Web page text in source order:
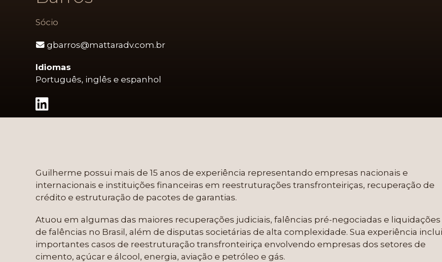
Sócio
gbarros@mattaradv.com.br
Idiomas
Português, inglês e espanhol
Guilherme possui mais de 15 anos de experiência representando empresas nacionais e
internacionais e instituições financeiras em reestruturações transfronteiriças, recuperação de
crédito e estruturação de pacotes de garantias.
Atuou em algumas das maiores recuperações judiciais, falências pré-negociadas e liquidações
de falências no Brasil, além de disputas societárias de alta complexidade. Sua experiência inclui
importantes casos de reestruturação transfronteiriça envolvendo empresas dos setores de
cimento, açúcar e álcool, energia, aviação e petróleo e gás.